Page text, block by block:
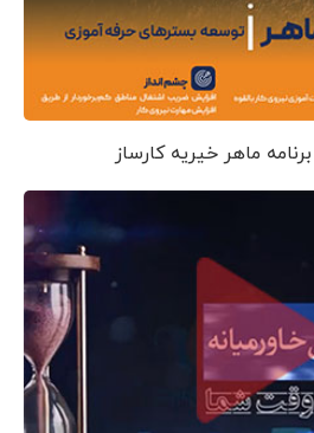
ماهر خیریه کارساز